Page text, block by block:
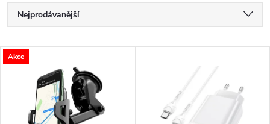
Ř
a
Nejprodávanější
Nejdražší
Abecedně
V
Akce